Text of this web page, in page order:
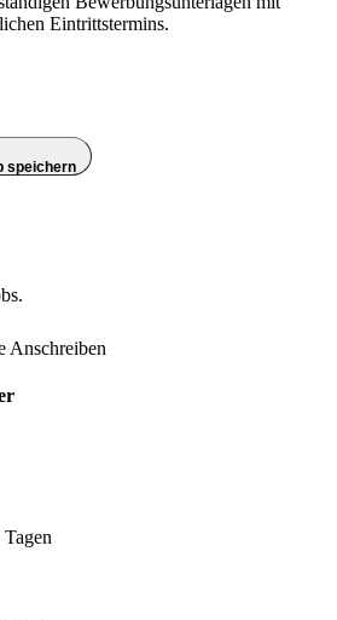
Eintrittstermins.
speichern
Anschreiben